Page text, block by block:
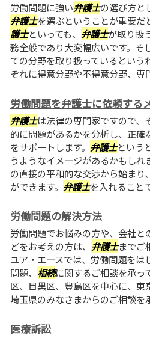
労働問題に強い弁護士の選び方と
弁護士を選ぶということが重要だ
護士といっても、 弁護士が取り扱
務全般であり大変幅広いです。そ
ての分野を取り扱っているという
ぞれに得意分野や不得意分野、専
労働問題を弁護士に依頼する
弁護士は法律の専門家ですので、
的に問題があるかを分析し、正
をサポートします。 弁護士という
うようなイメージがあるかもしれ
の直接の平和的な交渉から始まり
ができます。 弁護士を入れること
労働問題の解決方法
労働問題でお悩みの方や、会社
どをお考えの方は、 弁護士までご
ユア・エースでは、労働問題をは
問題、 相続に関するご相談を承っ
区、目黒区、豊島区を中心に、東
埼玉県のみなさまからのご相談を
医療訴訟